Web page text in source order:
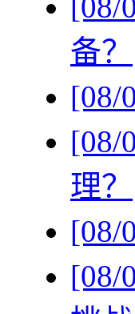
[08/
备？
[08/
[08/
理？
[08/
[08/